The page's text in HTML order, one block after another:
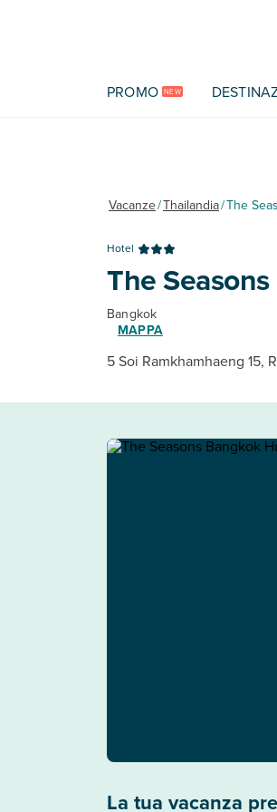
PROMO NEW
Vacanze/Thailandia/The
Hotel
The
Bangkok
MAPPA
5 Soi Ramkhamhaeng 15,
La tua vacanza